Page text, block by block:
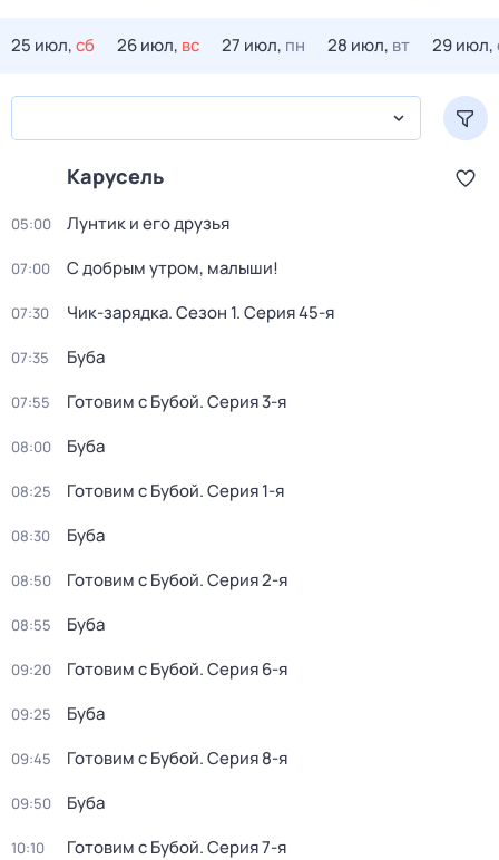
25 июл,сб 26 июл, вс 27 июл, пн 28 июл, вт 29 июл,
Карусель
05:00 Лунтик и его друзья
07:00 С добрым утром, малыши!
07:30 Чик-зарядка. Сезон 1. Серия 45-я
07:35 Буба
07:55 Готовим с Бубой. Серия 3-я
08:00 Буба
08:25 Готовим с Бубой. Серия 1-я
08:30 Буба
08:50 Готовим с Бубой. Серия 2-я
08:55 Буба
09:20 Готовим с Бубой. Серия 6-я
09:25 Буба
09:45 Готовим с Бубой. Серия 8-я
09:50 Буба
10:10 Готовим с Бубой. Серия 7-я